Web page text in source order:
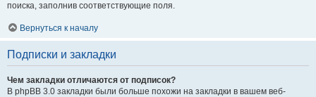
поиска, заполнив соответствующие поля.
Вернуться к началу
Подписки и закладки
Чем закладки отличаются от подписок?
В phpBB 3.0 закладки были больше похожи на закладки в вашем веб-